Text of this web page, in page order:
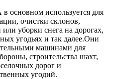
основном используется для
очистки склонов,
уборки снега на дорогах,
угодьях и так далее.Они
машинами для
строительства шахт,
дорог и
угодий.